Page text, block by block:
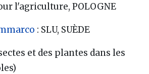
l'agriculture, POLOGNE
: SLU, SUÈDE
et des plantes dans les